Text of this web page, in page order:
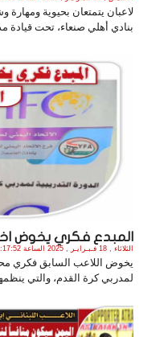
لاعبان يتمتعان بحيوية
بنادي أهلي صنعاء، تحت قيادة
المبدع فكري يخوض
الثلاثاء , 18 فـبـرايـر , 2025 الساعة 11:17:52 PM
لمدربي كرة القدم، والتي ينظمها